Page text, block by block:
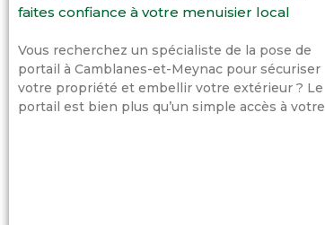
faites confiance à votre menuisier local
Vous recherchez un spécialiste de la pose de
portail à Camblanes-et-Meynac pour sécuriser
votre propriété et embellir votre extérieur ? Le
portail est bien plus qu’un simple accès à votre